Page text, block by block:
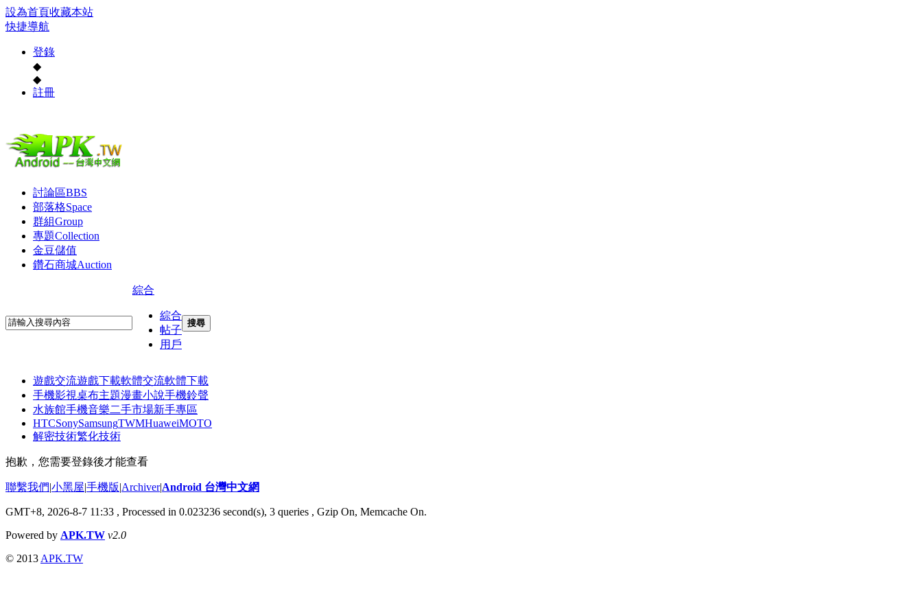
設為首頁收藏本站
快捷導航
登錄
◆
◆
註冊
討論區BBS
部落格Space
群組Group
專題Collection
金豆儲值
鑽石商城Auction
綜合
綜合
帖子
用戶
搜尋
遊戲交流遊戲下載軟體交流軟體下載
手機影視桌布主題漫畫小說手機鈴聲
水族館手機音樂二手市場新手專區
HTCSonySamsungTWMHuaweiMOTO
解密技術繁化技術
抱歉，您需要登錄後才能查看
聯繫我們|小黑屋|手機版|Archiver|Android 台灣中文網
GMT+8, 2026-8-7 11:33 , Processed in 0.023236 second(s), 3 queries , Gzip On, Memcache On.
Powered by APK.TW v2.0
© 2013 APK.TW